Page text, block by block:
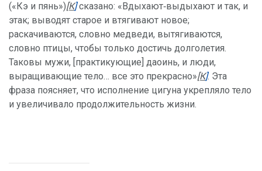
(«Кэ и пянь»)[К]сказано: «Вдыхают‑выдыхают и так, и
этак; выводят старое и втягивают новое;
раскачиваются, словно медведи, вытягиваются,
словно птицы, чтобы только достичь долголетия.
Таковы мужи, [практикующие] даоинь, и люди,
выращивающие тело… все это прекрасно»[К]. Эта
фраза поясняет, что исполнение цигуна укрепляло тело
и увеличивало продолжительность жизни.